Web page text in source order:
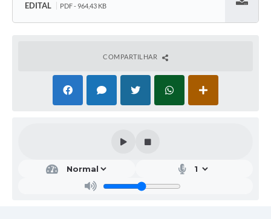
EDITAL
PDF - 964,43 KB
COMPARTILHAR